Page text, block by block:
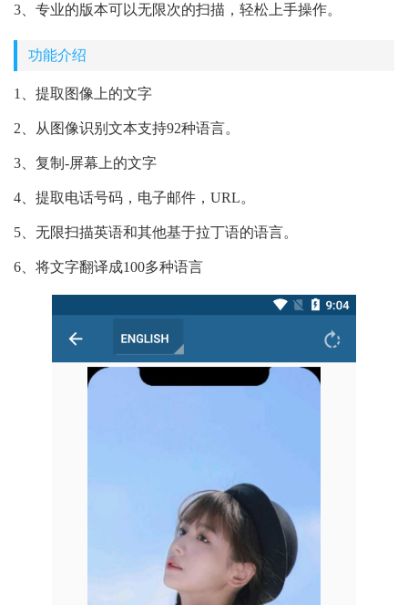
3、专业的版本可以无限次的扫描，轻松上手操作。
功能介绍
1、提取图像上的文字
2、从图像识别文本支持92种语言。
3、复制-屏幕上的文字
4、提取电话号码，电子邮件，URL。
5、无限扫描英语和其他基于拉丁语的语言。
6、将文字翻译成100多种语言